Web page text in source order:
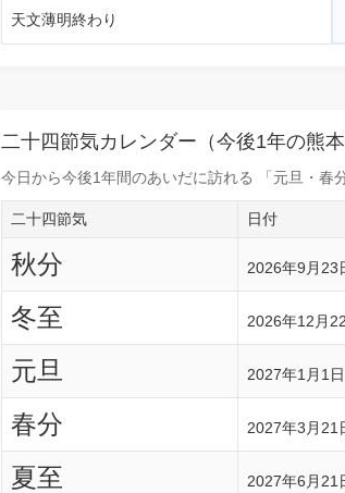
天文薄明終わり
二十四節気カレンダー（今後1年の熊本
今日から今後1年間のあいだに訪れる 「元旦・春
二十四節気 日付
秋分 2026年9月23
冬至
2026年12月
元旦
2027年1月1日
春分
2027年3月21
夏至
2027年6月21